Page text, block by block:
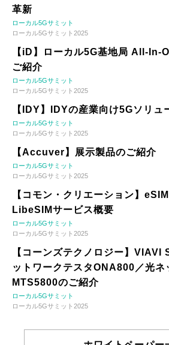
革新
ローカル5Gサミット
ローカル5Gサミット2025
【iD】ローカル5G基地局 All-In-
ご紹介
ローカル5Gサミット
ローカル5Gサミット2025
【IDY】IDYの産業向け5Gソリュ
ローカル5Gサミット
ローカル5Gサミット2025
【Accuver】展示製品のご紹介
ローカル5Gサミット
ローカル5Gサミット2025
【コモン・クリエーション】
LibeSIMサービス概要
ローカル5Gサミット
ローカル5Gサミット2025
【コーンズテクノロジー】
ットワークテスタONA800／光ネ
MTS5800のご紹介
ローカル5Gサミット
ローカル5Gサミット2025